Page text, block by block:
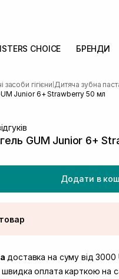
CHOICE БРЕНДИ
засоби гігієни Дитяча зубна
Junior 6+ Strawberry 50 мл
GUM Junior 6+
Додати в
Луцьк, вул. Винниченка 4
Львів, вул. Академіка
доставка на суму від 3000
швидка оплата карткою на